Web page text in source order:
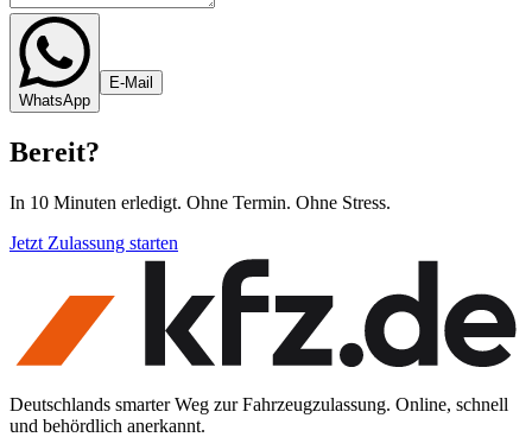
WhatsApp
E-Mail
Bereit?
In 10 Minuten erledigt. Ohne Termin. Ohne Stress.
Jetzt Zulassung starten
Deutschlands smarter Weg zur Fahrzeugzulassung. Online, schnell
und behördlich anerkannt.